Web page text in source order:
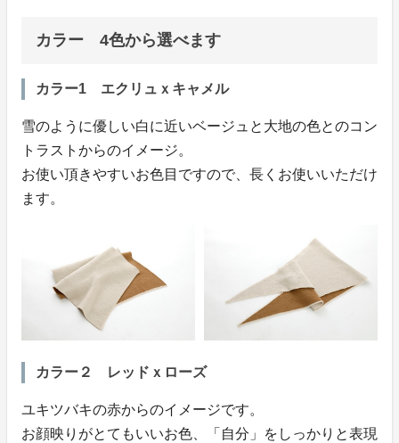
カラー 4色から選べます
カラー1 エクリュｘキャメル
雪のように優しい白に近いベージュと大地の色とのコン
トラストからのイメージ。
お使い頂きやすいお色目ですので、長くお使いいただけ
ます。
カラー２ レッドｘローズ
ユキツバキの赤からのイメージです。
お顔映りがとてもいいお色、「自分」をしっかりと表現